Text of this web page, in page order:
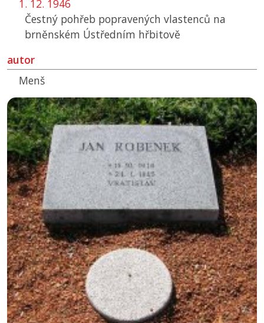
1. 12. 1946
Čestný pohřeb popravených vlastenců na
brněnském Ústředním hřbitově
autor
Menš